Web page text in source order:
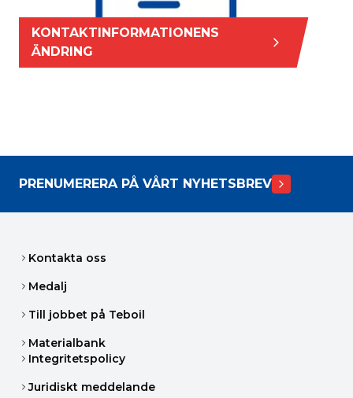
KONTAKTINFORMATIONENS
ÄNDRING
PRENUMERERA PÅ VÅRT NYHETSBREV
Kontakta oss
Medalj
Till jobbet på Teboil
Materialbank
Integritetspolicy
Juridiskt meddelande